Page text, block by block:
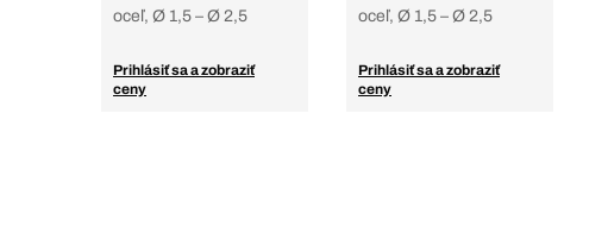
oceľ, Ø 1,5 – Ø 2,5
Prihlásiť sa a zobraziť
ceny
oceľ, Ø 1,5 – Ø 2,5
Prihlásiť sa a zobraziť
ceny